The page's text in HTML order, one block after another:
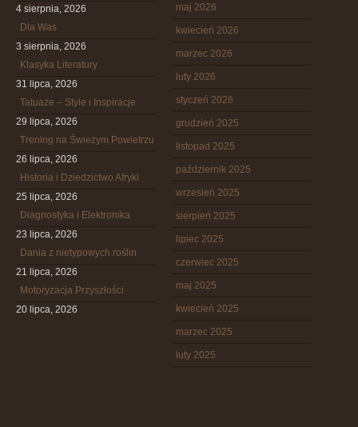
4 sierpnia, 2026
Dla Was
3 sierpnia, 2026
Klasyka Literatury
31 lipca, 2026
Tatuaże – Style i Inspiracje
29 lipca, 2026
Trening na Świeżym Powietrzu
26 lipca, 2026
Historia i Dziedzictwo Afryki
25 lipca, 2026
Diagnostyka i Elektronika
23 lipca, 2026
Dania z nietypowych roślin
21 lipca, 2026
Motoryzacja Przyszłości
20 lipca, 2026
maj 2026
kwiecień 2026
marzec 2026
luty 2026
styczeń 2026
grudzień 2025
listopad 2025
październik 2025
wrzesień 2025
sierpień 2025
lipiec 2025
czerwiec 2025
maj 2025
kwiecień 2025
marzec 2025
luty 2025